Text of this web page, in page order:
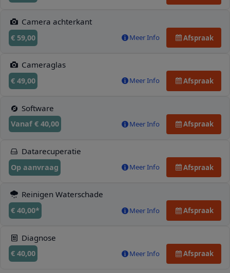
Camera achterkant
€ 59,00 Meer Info Afspraak
Cameraglas
€ 49,00 Meer Info Afspraak
Software
Vanaf € 40,00 Meer Info Afspraak
Datarecuperatie
Op aanvraag Meer Info Afspraak
Reinigen Waterschade
€ 40,00* Meer Info Afspraak
Diagnose
€ 40,00 Meer Info Afspraak